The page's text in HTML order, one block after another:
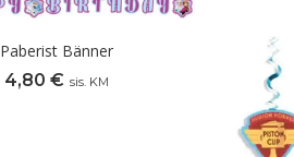
Paberist Bänner
4,80 € sis. KM